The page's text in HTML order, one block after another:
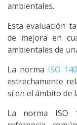
ambientales.
Esta evaluación
de mejora en
ambientales de
La norma ISO
estrechamente
sí en el ámbito de
La norma ISO